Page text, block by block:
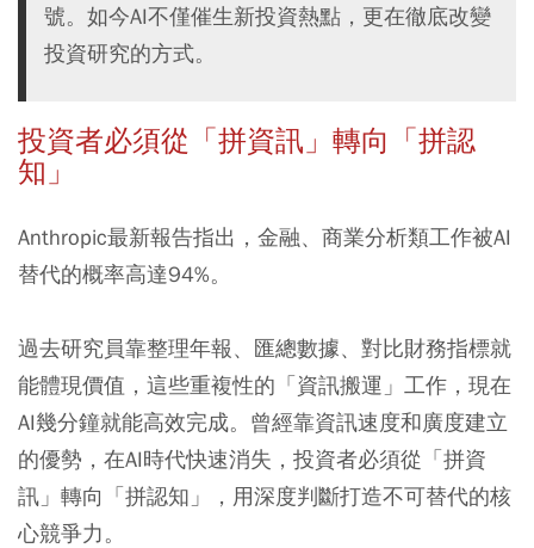
號。如今AI不僅催生新投資熱點，更在徹底改變
投資研究的方式。
投資者必須從「拼資訊」轉向「拼認
知」
Anthropic最新報告指出，金融、商業分析類工作被AI
替代的概率高達94%。
過去研究員靠整理年報、匯總數據、對比財務指標就
能體現價值，這些重複性的「資訊搬運」工作，現在
AI幾分鐘就能高效完成。曾經靠資訊速度和廣度建立
的優勢，在AI時代快速消失，投資者必須從「拼資
訊」轉向「拼認知」，用深度判斷打造不可替代的核
心競爭力。